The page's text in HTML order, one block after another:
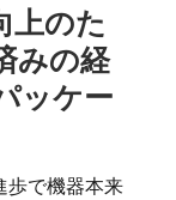
上のた
みの経
ッケー
歩で機器本来